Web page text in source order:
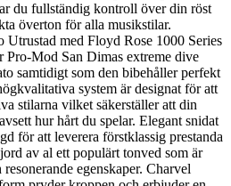
du fullständig kontroll över din röst
överton för alla musikstilar.
Utrustad med Floyd Rose 1000 Series
Pro-Mod San Dimas extreme dive
samtidigt som den bibehåller perfekt
system är designat för att
stilarna vilket säkerställer att din
hur hårt du spelar. Elegant snidat
för att leverera förstklassig prestanda
av al ett populärt tonved som är
egenskaper. Charvel